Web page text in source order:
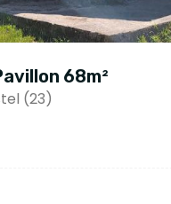
68m²
(23)